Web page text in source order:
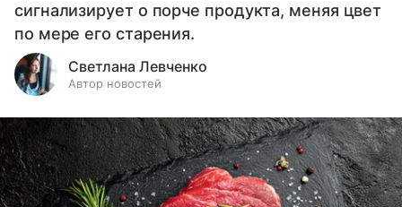
сигнализирует о порче продукта, меняя цвет
по мере его старения.
Светлана Левченко
Автор новостей